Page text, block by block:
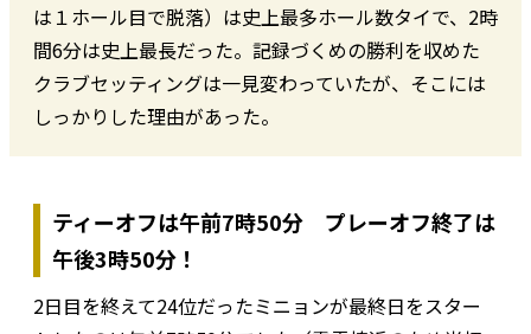
は１ホール目で脱落）は史上最多ホール数タイで、2時
間6分は史上最長だった。記録づくめの勝利を収めた
クラブセッティングは一見変わっていたが、そこには
しっかりした理由があった。
ティーオフは午前7時50分 プレーオフ終了は
午後3時50分！
2日目を終えて24位だったミニョンが最終日をスター